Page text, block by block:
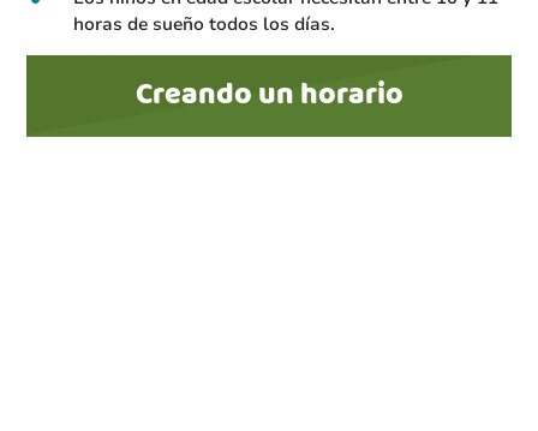
horas de sueño todos los días.
Creando un horario